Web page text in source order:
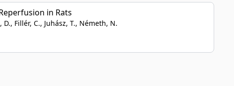
in Rats
Fillér, C., Juhász, T., Németh, N.